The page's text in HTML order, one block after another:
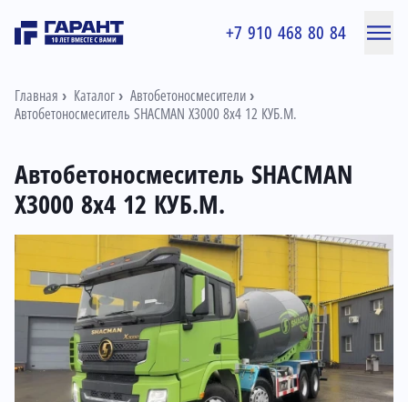
+7 910 468 80 84
Главная Каталог
Автобетоносмесители
Автобетоносмеситель SHACMAN X3000 8x4 12 КУБ.М.
Автобетоносмеситель SHACMAN
X3000 8x4 12 КУБ.М.